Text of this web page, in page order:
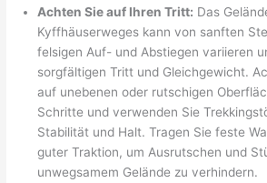
Achten Sie auf Ihren Tritt: Das
Kyffhäuserweges kann von sanften
felsigen Auf- und Abstiegen variieren
sorgfältigen Tritt und Gleichgewicht.
auf unebenen oder rutschigen
Schritte und verwenden Sie
Stabilität und Halt. Tragen Sie feste
guter Traktion, um Ausrutschen und
unwegsamem Gelände zu verhindern.